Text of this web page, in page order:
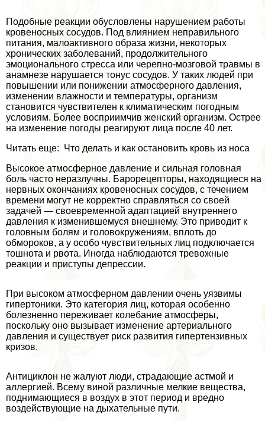
Подобные реакции обусловлены нарушением работы
кровеносных сосудов. Под влиянием неправильного
питания, малоактивного образа жизни, некоторых
хронических заболеваний, продолжительного
эмоционального стресса или черепно-мозговой травмы в
анамнезе нарушается тонус сосудов. У таких людей при
повышении или понижении атмосферного давления,
изменении влажности и температуры, организм
становится чувствителен к климатическим погодным
условиям. Более восприимчив женский организм. Острее
на изменение погоды реагируют лица после 40 лет.
Читать еще: Что делать и как остановить кровь из носа
Высокое атмосферное давление и сильная головная
боль часто неразлучны. Барорецепторы, находящиеся на
нервных окончаниях кровеносных сосудов, с течением
времени могут не корректно справляться со своей
задачей — своевременной адаптацией внутреннего
давления к изменившемуся внешнему. Это приводит к
головным болям и головокружениям, вплоть до
обмороков, а у особо чувствительных лиц подключается
тошнота и рвота. Иногда наблюдаются тревожные
реакции и приступы депрессии.
При высоком атмосферном давлении очень уязвимы
гипертоники. Это категория лиц, которая особенно
болезненно переживает колебание атмосферы,
поскольку оно вызывает изменение артериального
давления и существует риск развития гипертензивных
кризов.
Антициклон не жалуют люди, страдающие астмой и
аллергией. Всему виной различные мелкие вещества,
поднимающиеся в воздух в этот период и вредно
воздействующие на дыхательные пути.